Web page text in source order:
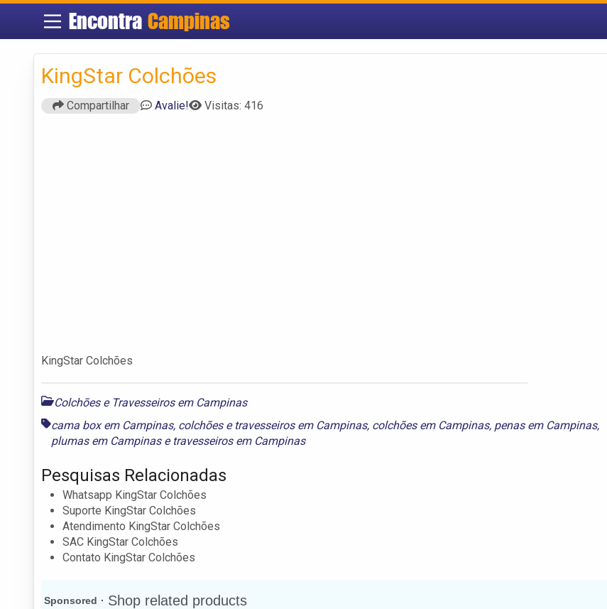
EncontraCampinas
KingStar Colchões
Compartilhar Avalie! Visitas: 416
KingStar Colchões
Colchões e Travesseiros em Campinas
cama box em Campinas, colchões e travesseiros em Campinas, colchões em Campinas, penas em Campinas,
plumas em Campinase travesseiros em Campinas
Pesquisas Relacionadas
Whatsapp KingStar Colchões
Suporte KingStar Colchões
Atendimento KingStar Colchões
SAC KingStar Colchões
Contato KingStar Colchões